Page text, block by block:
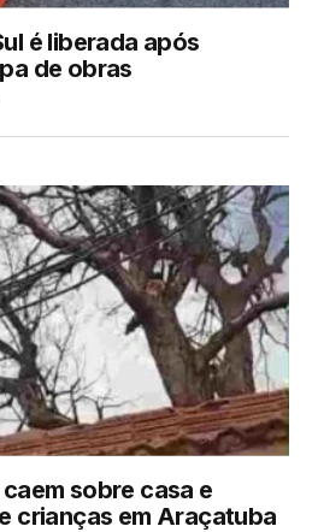
é liberada após
de obras
sobre casa e
crianças em Araçatuba